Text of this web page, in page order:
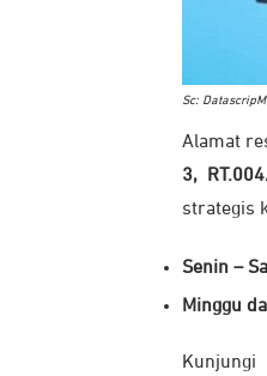
Sc:
Alamat
3,
strategis
Senin –
Minggu